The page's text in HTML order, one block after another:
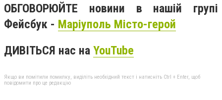
ОБГОВОРЮЙТЕ новини в нашій групі
Фейсбук - Маріуполь Місто-герой
ДИВІТЬСЯ нас на YouTube
Якщо ви помітили помилку, виділіть необхідний текст і натисніть Ctrl + Enter, щоб
повідомити про це редакцію